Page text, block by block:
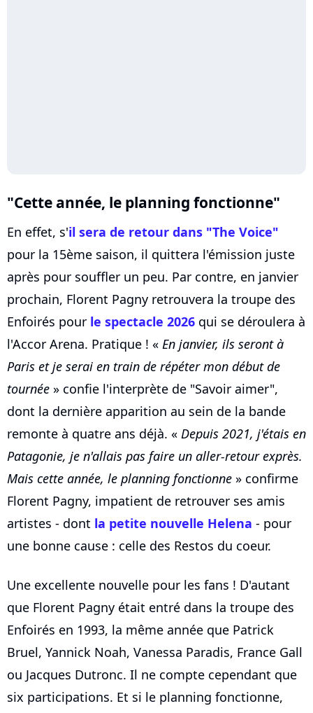
"Cette année, le planning fonctionne"
En effet, s'il sera de retour dans "The Voice"
pour la 15ème saison, il quittera l'émission juste
après pour souffler un peu. Par contre, en janvier
prochain, Florent Pagny retrouvera la troupe des
Enfoirés pour le spectacle 2026 qui se déroulera à
l'Accor Arena. Pratique ! « En janvier, ils seront à
Paris et je serai en train de répéter mon début de
tournée » confie l'interprète de "Savoir aimer",
dont la dernière apparition au sein de la bande
remonte à quatre ans déjà. « Depuis 2021, j'étais en
Patagonie, je n'allais pas faire un aller-retour exprès.
Mais cette année, le planning fonctionne » confirme
Florent Pagny, impatient de retrouver ses amis
artistes - dont la petite nouvelle Helena - pour
une bonne cause : celle des Restos du coeur.
Une excellente nouvelle pour les fans ! D'autant
que Florent Pagny était entré dans la troupe des
Enfoirés en 1993, la même année que Patrick
Bruel, Yannick Noah, Vanessa Paradis, France Gall
ou Jacques Dutronc. Il ne compte cependant que
six participations. Et si le planning fonctionne,